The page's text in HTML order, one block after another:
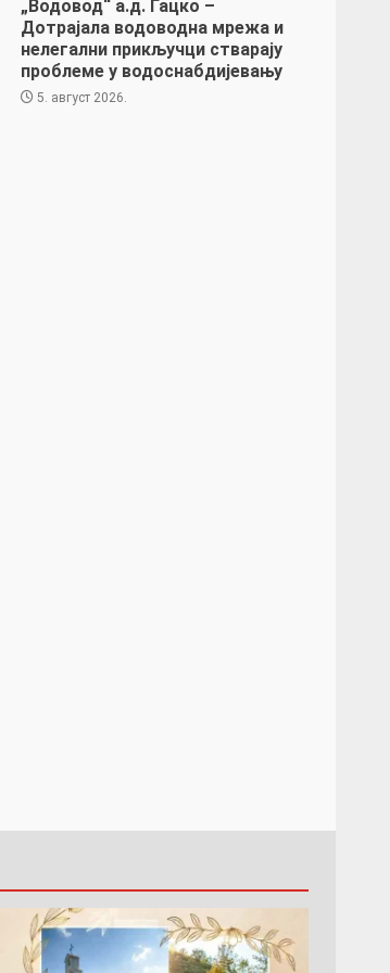
„Водовод“ а.д. Гацко –
Дотрајала водоводна мрежа и
нелегални прикључци стварају
проблеме у водоснабдијевању
5. август 2026.